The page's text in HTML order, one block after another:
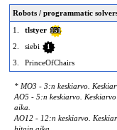
Robots / programmatic
1.
tlstyer 151
2. siebi 1
3. PrinceOfChairs
* MO3 - 3:n keskiarvo.
AO5 - 5:n keskiarvo.
aika.
AO12 - 12:n keskiarvo.